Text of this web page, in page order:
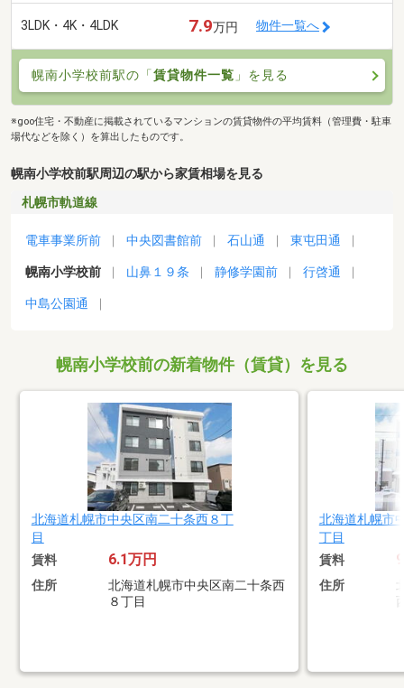
3LDK・4K・4LDK 7.9万円 物件一覧へ
幌南小学校前駅の「賃貸物件一覧 」を見る
※goo住宅・不動産に掲載されているマンションの賃貸物件の平均賃料（管理費・駐車
場代などを除く）を算出したものです。
幌南小学校前駅周辺の駅から家賃相場を見る
札幌市軌道線
電車事業所前 中央図書館前 石山通 東屯田通
幌南小学校前 山鼻１９条 静修学園前 行啓通
中島公園通
幌南小学校前の新着物件（賃貸）を見る
北海道札幌市中央区南二十条西８丁
目
賃料 6.1万円
住所
北海道札幌市中央区南二十条西
８丁目
北海道札幌市
丁目
賃料
住所